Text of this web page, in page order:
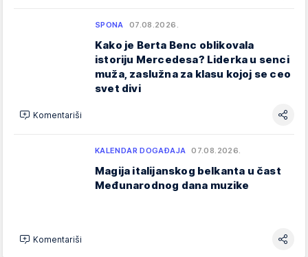
SPONA 07.08.2026.
Kako je Berta Benc oblikovala
istoriju Mercedesa? Liderka u senci
muža, zaslužna za klasu kojoj se ceo
svet divi
Komentariši
KALENDAR DOGAĐAJA 07.08.2026.
Magija italijanskog belkanta u čast
Međunarodnog dana muzike
Komentariši